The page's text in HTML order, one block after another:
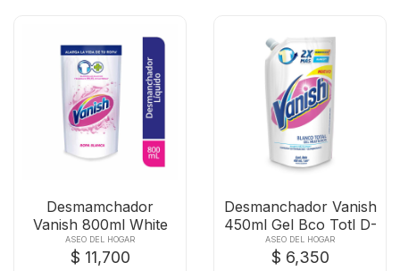
Desmamchador
Vanish 800ml White
Gold
ASEO DEL HOGAR
$ 11,700
Desmanchador Vanish
450ml Gel Bco Totl D-
p
ASEO DEL HOGAR
$ 6,350